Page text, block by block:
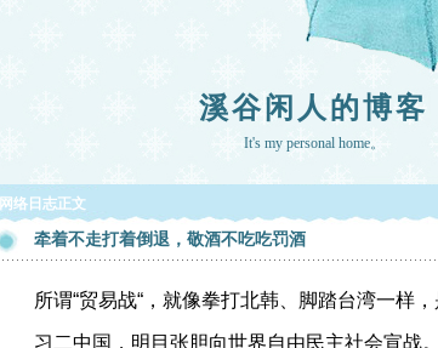
溪谷闲人的博客
It's my personal home。
网络日志正文
牵着不走打着倒退，敬酒不吃吃罚酒
所谓“贸易战“，就像拳打北韩、脚踏台湾一样
习二中国，明目张胆向世界自由民主社会宣战。